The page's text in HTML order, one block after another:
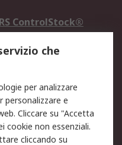
RS ControlStock®
Privacy -
d'uso
generali di
che
per analizzare
e
Cliccare su "Accetta
cookie non essenziali.
cliccando su